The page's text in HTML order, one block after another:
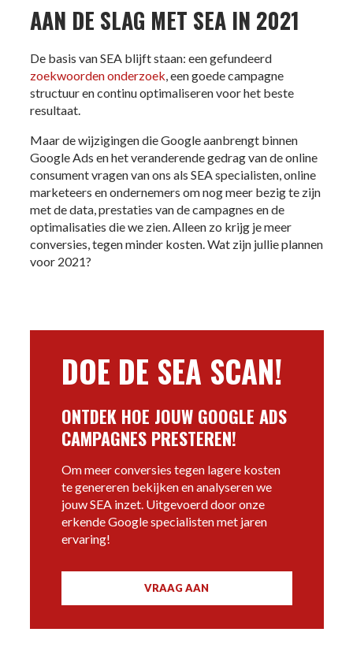
AAN DE SLAG MET SEA IN 2021
De basis van SEA blijft staan: een gefundeerd
zoekwoorden onderzoek, een goede campagne
structuur en continu optimaliseren voor het beste
resultaat.
Maar de wijzigingen die Google aanbrengt binnen
Google Ads en het veranderende gedrag van de online
consument vragen van ons als SEA specialisten, online
marketeers en ondernemers om nog meer bezig te zijn
met de data, prestaties van de campagnes en de
optimalisaties die we zien. Alleen zo krijg je meer
conversies, tegen minder kosten. Wat zijn jullie plannen
voor 2021?
DOE DE SEA SCAN!
ONTDEK HOE JOUW GOOGLE ADS
CAMPAGNES PRESTEREN!
Om meer conversies tegen lagere kosten
te genereren bekijken en analyseren we
jouw SEA inzet. Uitgevoerd door onze
erkende Google specialisten met jaren
ervaring!
VRAAG AAN